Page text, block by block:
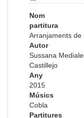
Nom
partitura
Arranjaments de
Autor
Sussana
Castillejo
Any
2015
Músics
Cobla
Partitures